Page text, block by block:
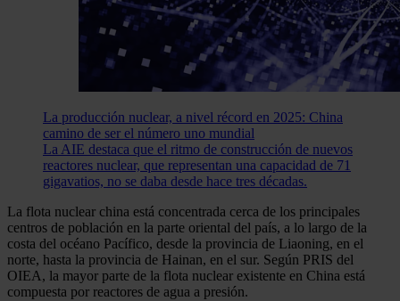
La producción nuclear, a nivel récord en 2025: China
camino de ser el número uno mundial
La AIE destaca que el ritmo de construcción de nuevos
reactores nuclear, que representan una capacidad de 71
gigavatios, no se daba desde hace tres décadas.
La flota nuclear china está concentrada cerca de los principales
centros de población en la parte oriental del país, a lo largo de la
costa del océano Pacífico, desde la provincia de Liaoning, en el
norte, hasta la provincia de Hainan, en el sur. Según PRIS del
OIEA, la mayor parte de la flota nuclear existente en China está
compuesta por reactores de agua a presión.